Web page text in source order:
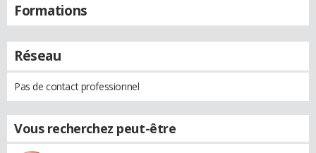
Formations
Réseau
Pas de contact professionnel
Vous recherchez peut-être